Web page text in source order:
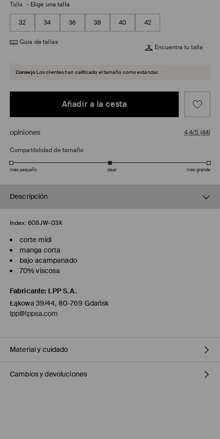
Talla - Elige una talla
32 34 36 38 40 42
Guía de tallas
Encuentra tu talla
Consejo Los clientes han calificado el tamaño como estándar.
Añadir a la cesta
opiniones 4,4/5 (44)
Compatibilidad de tamaño
más pequeño ideal más grande
Descripción
Index: 608JW-03X
corte midi
manga corta
bajo acampanado
70% viscosa
Fabricante: LPP S.A.
Łąkowa 39/44, 80-769 Gdańsk
lpp@lppsa.com
Material y cuidado
1º TELA:70% VISCOSA, 30% POLIAMIDA
Cambios y devoluciones